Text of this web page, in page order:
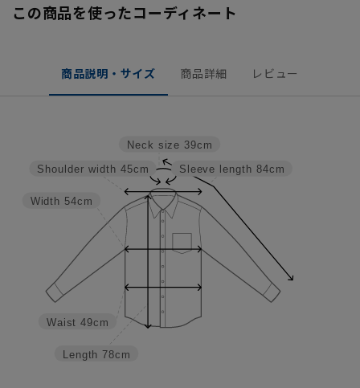
この商品を使ったコーディネート
商品説明・サイズ 商品詳細 レビュー
Sleeve length 84cm
Neck size 39cm
Length 78cm
Waist 49cm
Width 54cm
Shoulder width 45cm